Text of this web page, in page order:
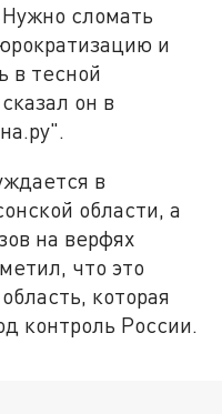
сломать
и
в тесной
он в
в
области, а
на верфях
что это
которая
контроль России.